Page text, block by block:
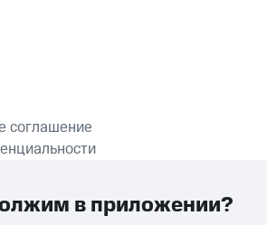
ПРИЛОЖЕНИЕ
соглашение